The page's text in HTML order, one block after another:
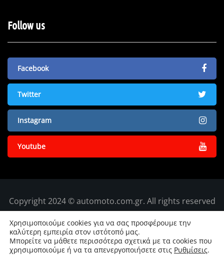
Follow us
Facebook
Twitter
Instagram
Youtube
Copyright 2024 © automoto.com.gr. All rights reserved
Χρησιμοποιούμε cookies για να σας προσφέρουμε την
καλύτερη εμπειρία στον ιστότοπό μας.
Μπορείτε να μάθετε περισσότερα σχετικά με τα cookies που
χρησιμοποιούμε ή να τα απενεργοποιήσετε στις Ρυθμίσεις.